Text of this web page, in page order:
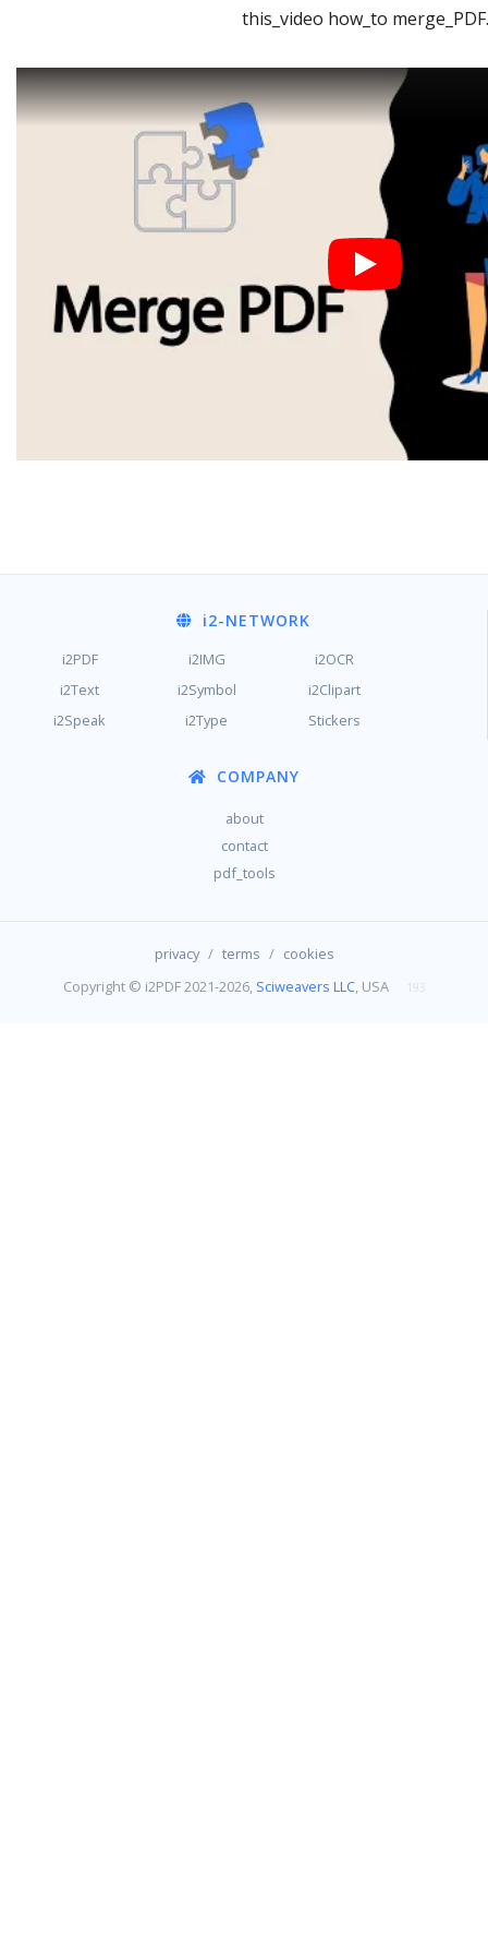
this_video how_to merge_PDF.
i2-NETWORK
i2PDF i2IMG
i2OCR
i2Text
i2Symbol
i2Clipart
i2Speak
i2Type Stickers
COMPANY
about
contact
pdf_tools
privacy / terms / cookies
Copyright © i2PDF 2021-2026, Sciweavers LLC, USA 193